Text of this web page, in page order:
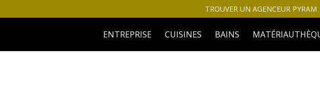
TROUVER UN AGENCEUR PYRAM
ENTREPRISE CUISINES BAINS